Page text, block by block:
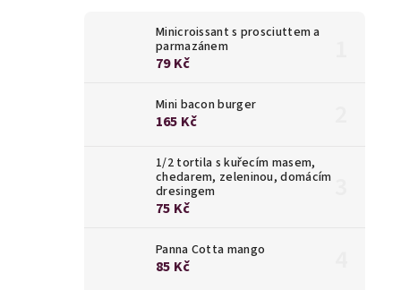
Minicroissant s prosciuttem a
parmazánem
79 Kč
Mini bacon burger
165 Kč
1/2 tortila s kuřecím masem,
chedarem, zeleninou, domácím
dresingem
75 Kč
Panna Cotta mango
85 Kč